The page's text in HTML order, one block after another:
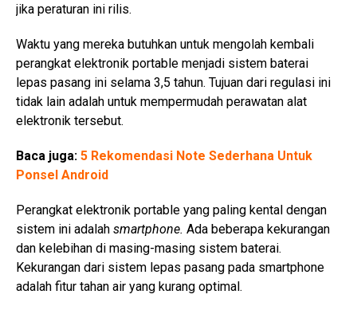
jika peraturan ini rilis.
Waktu yang mereka butuhkan untuk mengolah kembali
perangkat elektronik portable menjadi sistem baterai
lepas pasang ini selama 3,5 tahun. Tujuan dari regulasi ini
tidak lain adalah untuk mempermudah perawatan alat
elektronik tersebut.
Baca juga: 5 Rekomendasi Note Sederhana Untuk
Ponsel Android
Perangkat elektronik portable yang paling kental dengan
sistem ini adalah smartphone. Ada beberapa kekurangan
dan kelebihan di masing-masing sistem baterai.
Kekurangan dari sistem lepas pasang pada smartphone
adalah fitur tahan air yang kurang optimal.